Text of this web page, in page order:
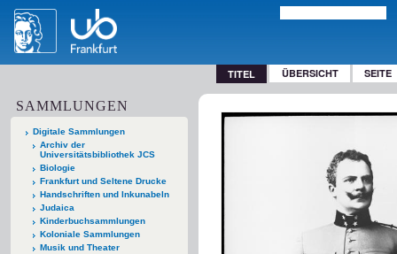
TITEL ÜBERSICHT SEITE
SAMMLUNGEN
Digitale Sammlungen
Archiv der
Universitätsbibliothek JCS
Biologie
Frankfurt und Seltene Drucke
Handschriften und Inkunabeln
Judaica
Kinderbuchsammlungen
Koloniale Sammlungen
Musik und Theater